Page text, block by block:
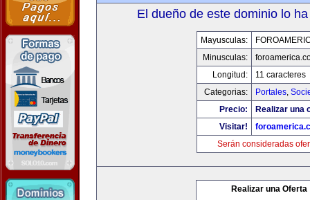
El dueño de este dominio lo
Mayusculas:
Minusculas:
Longitud:
11 caracteres
Categorias:
Portales,
Precio:
Realizar una
Visitar!
Serán consideradas
Realizar una Oferta